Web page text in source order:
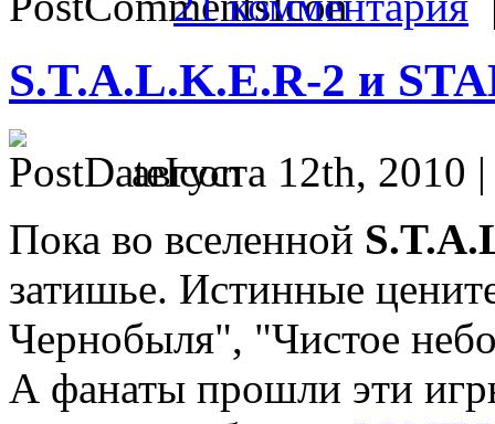
S.T.A.L.K.E.R-2 и
августа 12th, 2010
Пока во вселенной
затишье. Истинные
Чернобыля", "Чистое
А фанаты прошли эти